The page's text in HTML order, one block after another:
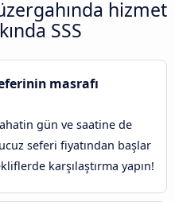
hizmet
SSS
masrafı
gün ve saatine de
seferi fiyatından başlar
karşılaştırma yapın!